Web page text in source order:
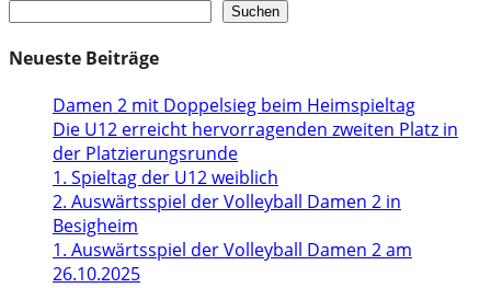
Suchen
Neueste Beiträge
Damen 2 mit Doppelsieg beim Heimspieltag
Die U12 erreicht hervorragenden zweiten Platz in
der Platzierungsrunde
1. Spieltag der U12 weiblich
2. Auswärtsspiel der Volleyball Damen 2 in
Besigheim
1. Auswärtsspiel der Volleyball Damen 2 am
26.10.2025